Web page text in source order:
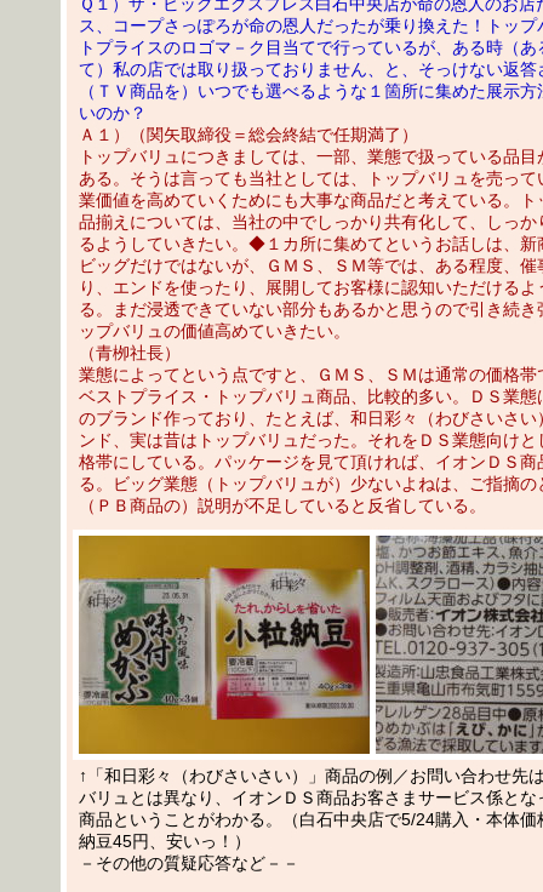
ス、コープさっぽろが命の恩人だったが乗り換えた！トップ
トプライスのロゴマ－ク目当てで行っているが、ある時（
て）私の店では取り扱っておりません、と、そっけない返答
（ＴＶ商品を）いつでも選べるような１箇所に集めた展示
いのか？
Ａ１）（関矢取締役＝総会終結で任期満了）
トップバリュにつきましては、一部、業態で扱っている品
ある。そうは言っても当社としては、トップバリュを売って
業価値を高めていくためにも大事な商品だと考えている。ト
品揃えについては、当社の中でしっかり共有化して、しっか
るようしていきたい。◆１カ所に集めてというお話しは、新
ビッグだけではないが、ＧＭＳ、ＳＭ等では、ある程度、催
り、エンドを使ったり、展開してお客様に認知いただけるよ
る。まだ浸透できていない部分もあるかと思うので引き続き
ップバリュの価値高めていきたい。
（青栁社長）
業態によってという点ですと、ＧＭＳ、ＳＭは通常の価格帯
ベストプライス・トップバリュ商品、比較的多い。ＤＳ業態
のブランド作っており、たとえば、和日彩々（わびさいさい
ンド、実は昔はトップバリュだった。それをＤＳ業態向けと
格帯にしている。パッケージを見て頂ければ、イオンＤＳ商
る。ビッグ業態（トップバリュが）少ないよねは、ご指摘の
（ＰＢ商品の）説明が不足していると反省している。
↑「和日彩々（わびさいさい）」商品の例／お問い合わせ先
バリュとは異なり、イオンＤＳ商品お客さまサービス係とな
商品ということがわかる。（白石中央店で5/24購入・本体価
納豆45円、安いっ！）
－その他の質疑応答など－－